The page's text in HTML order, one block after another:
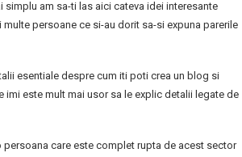
am sa-ti las aici cateva idei interesante
persoane ce si-au dorit sa-si expuna parerile
esentiale despre cum iti poti crea un blog si
este mult mai usor sa le explic detalii legate de
care este complet rupta de acest sector